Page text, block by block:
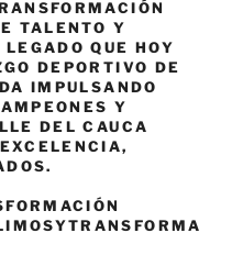
TALENTO Y
QUE HOY
DEPORTIVO DE
IMPULSANDO
Y
DEL CAUCA